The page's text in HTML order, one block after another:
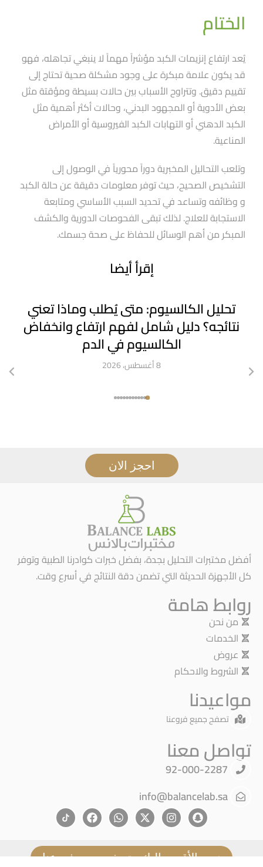
الختام
يُعد ارتفاع إنزيمات الكبد مؤشراََ مهماََ لا ينبغي تجاهله، فهو
قد يكون علامة مبكرة على وجود مشكلة صحية تحتاج إلى
تقييم دقيق. وتتراوح الأسباب بين حالات بسيطة ومؤقتة مثل
بعض الأدوية أو المجهود البدني، وحالات أكثر أهمية مثل
الكبد الدهني أو التهابات الكبد الفيروسية أو الأمراض
المناعية.
وتلعب التحاليل المخبرية دوراََ محورياََ في الوصول إلى
التشخيص الصحيح، حيث توفر معلومات دقيقة عن حالة الكبد
و وظائفه وتساعد في تحديد السبب الأساسي ومتابعة
الاستجابة للعلاج. لذلك تبقى الفحوصات الدورية والكشف
المبكر من أهم الوسائل للحفاظ على صحة جسمك.
إقرأ أيضا
تحليل الكالسيوم: متى يُطلب وماذا تعني
نتائجه؟ دليل شامل لفهم ارتفاع وانخفاض
الكالسيوم في الدم
8 أغسطس، 2026
احجز الان
أفضل مختبرات التحليل بجدة، بفضل خبرات كوادرنا الطبية وتوفر
كل الأجهزة الحديثة التي تضمن دقة النتائج في أسرع وقت.
روابط هامة
من نحن
الخدمات
عروض
الشروط والاحكام
مواعيدنا
تصفح جميع فروعنا
تواصل معنا
info@balancelab.sa
نحن الأقرب إليك - تصفح جميع فروعنا